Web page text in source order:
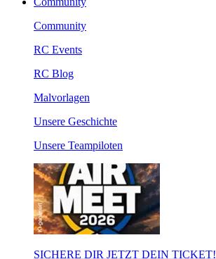
Community
RC Events
RC Blog
Malvorlagen
Unsere Geschichte
Unsere Teampiloten
SICHERE DIR JETZT DEIN TICKET!